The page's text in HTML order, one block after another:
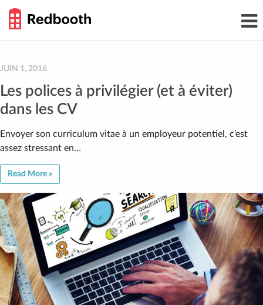
content
GUIDE
JUIN 1, 2016
Les polices à privilégier (et à éviter)
dans les CV
Envoyer son curriculum vitae à un employeur potentiel, c’est
assez stressant en…
Read More »